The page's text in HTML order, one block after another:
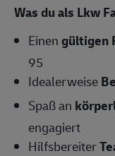
Was du als Lkw
Einengültigen
95
Idealerweise
Spaß an
engagiert
Hilfsbereiter